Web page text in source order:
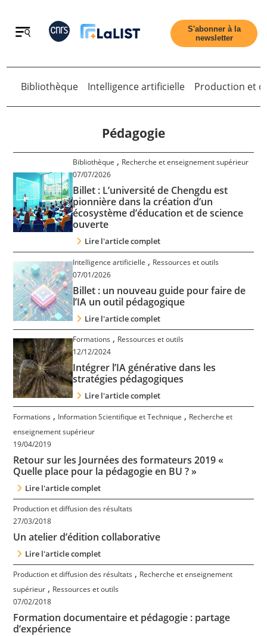
Retour
Accueil
Tous les articles
Qui sommes nous ?
Contact
Nous suivre
S'abonner à la
newsletter
Retour
Bibliothèque Intelligence artificielle Production et
Pédagogie
Bibliothèque , Recherche et enseignement supérieur
07/07/2026
Billet : L’université de Chengdu est
pionnière dans la création d’un
écosystème d’éducation et de science
ouverte
Lire l'article complet
Intelligence artificielle , Ressources et outils
07/01/2026
Billet : un nouveau guide pour faire de
l’IA un outil pédagogique
Lire l'article complet
Formations , Ressources et outils
12/12/2024
Intégrer l’IA générative dans les
stratégies pédagogiques
Lire l'article complet
Formations , Information Scientifique et Technique , Recherche et
enseignement supérieur
19/04/2019
Retour sur les Journées des formateurs 2019 «
Quelle place pour la pédagogie en BU ? »
Lire l'article complet
Production et diffusion des résultats
27/03/2018
Un atelier d’édition collaborative
Lire l'article complet
Production et diffusion des résultats , Recherche et enseignement
supérieur , Ressources et outils
07/02/2018
Formation documentaire et pédagogie : partage
d’expérience